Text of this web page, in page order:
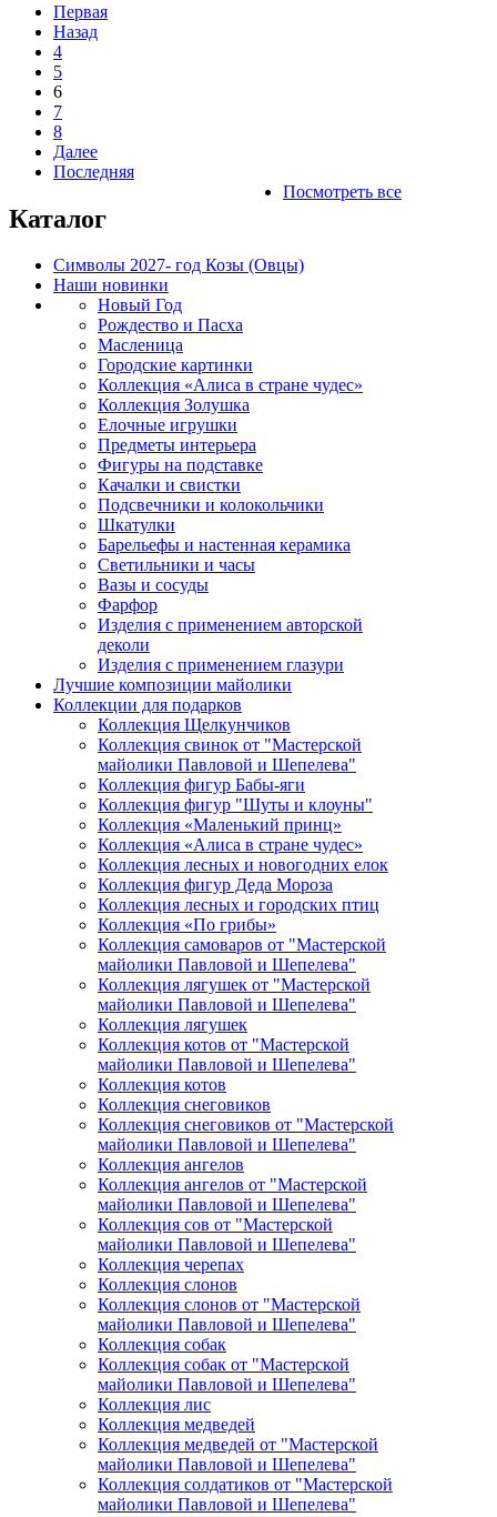
Первая
Назад
4
5
6
7
8
Далее
Последняя
Посмотреть все
Каталог
Символы 2027- год Козы (Овцы)
Наши новинки
Новый Год
Рождество и Пасха
Масленица
Городские картинки
Коллекция «Алиса в стране чудес»
Коллекция Золушка
Елочные игрушки
Предметы интерьера
Фигуры на подставке
Качалки и свистки
Подсвечники и колокольчики
Шкатулки
Барельефы и настенная керамика
Светильники и часы
Вазы и сосуды
Фарфор
Изделия с применением авторской
деколи
Изделия с применением глазури
Лучшие композиции майолики
Коллекции для подарков
Коллекция Щелкунчиков
Коллекция свинок от "Мастерской
майолики Павловой и Шепелева"
Коллекция фигур Бабы-яги
Коллекция фигур "Шуты и клоуны"
Коллекция «Маленький принц»
Коллекция «Алиса в стране чудес»
Коллекция лесных и новогодних елок
Коллекция фигур Деда Мороза
Коллекция лесных и городских птиц
Коллекция «По грибы»
Коллекция самоваров от "Мастерской
майолики Павловой и Шепелева"
Коллекция лягушек от "Мастерской
майолики Павловой и Шепелева"
Коллекция лягушек
Коллекция котов от "Мастерской
майолики Павловой и Шепелева"
Коллекция котов
Коллекция снеговиков
Коллекция снеговиков от "Мастерской
майолики Павловой и Шепелева"
Коллекция ангелов
Коллекция ангелов от "Мастерской
майолики Павловой и Шепелева"
Коллекция сов от "Мастерской
майолики Павловой и Шепелева"
Коллекция черепах
Коллекция слонов
Коллекция слонов от "Мастерской
майолики Павловой и Шепелева"
Коллекция собак
Коллекция собак от "Мастерской
майолики Павловой и Шепелева"
Коллекция лис
Коллекция медведей
Коллекция медведей от "Мастерской
майолики Павловой и Шепелева"
Коллекция солдатиков от "Мастерской
майолики Павловой и Шепелева"